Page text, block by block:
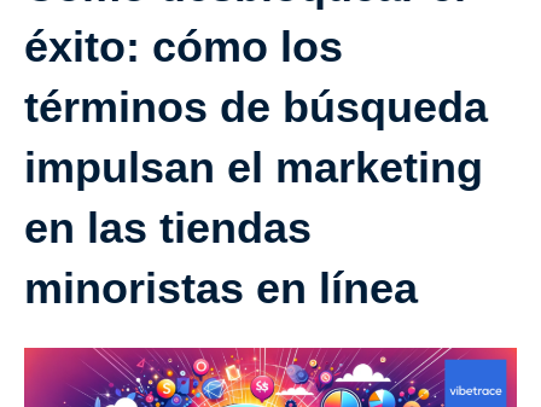
éxito: cómo los
términos de búsqueda
impulsan el marketing
en las tiendas
minoristas en línea